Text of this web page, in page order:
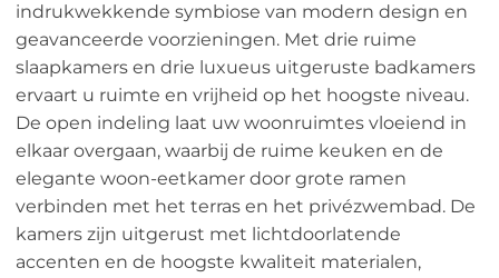
indrukwekkende symbiose van modern design en
geavanceerde voorzieningen. Met drie ruime
slaapkamers en drie luxueus uitgeruste badkamers
ervaart u ruimte en vrijheid op het hoogste niveau.
De open indeling laat uw woonruimtes vloeiend in
elkaar overgaan, waarbij de ruime keuken en de
elegante woon-eetkamer door grote ramen
verbinden met het terras en het privézwembad. De
kamers zijn uitgerust met lichtdoorlatende
accenten en de hoogste kwaliteit materialen,